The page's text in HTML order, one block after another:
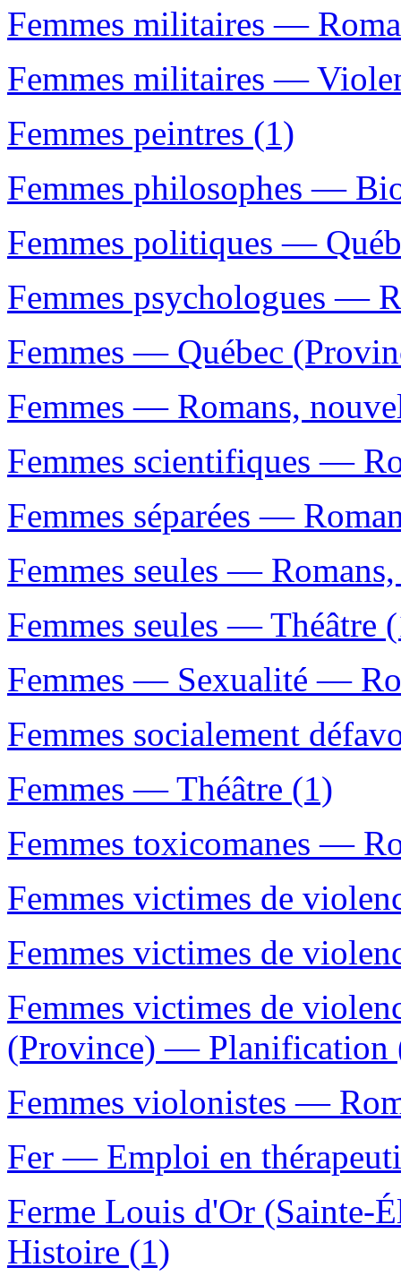
Femmes militaires —
Femmes militaires —
Femmes peintres (1)
Femmes philosophes —
Femmes politiques —
Femmes psychologues —
Femmes — Québec
Femmes — Romans,
Femmes scientifiques —
Femmes séparées —
Femmes seules —
Femmes seules — Théâtre
Femmes — Sexualité —
Femmes socialement
Femmes — Théâtre (1)
Femmes toxicomanes —
Femmes victimes de
Femmes victimes de
Femmes victimes de
(Province) — Planification
Femmes violonistes —
Fer — Emploi en
Ferme Louis d'Or (Sainte-
Histoire (1)